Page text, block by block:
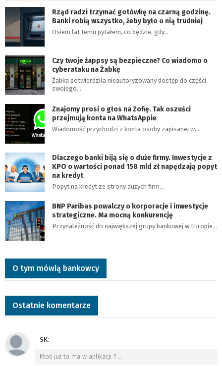
Rząd radzi trzymać gotówkę na czarną godzinę.
Banki robią wszystko, żeby było o nią trudniej
Osiem lat temu pytałem, co będzie, gdy…
Czy twoje żappsy są bezpieczne? Co wiadomo o
cyberataku na Żabkę
Żabka potwierdziła nieautoryzowany dostęp do części
swojego…
Znajomy prosi o głos na Zofię. Tak oszuści
przejmują konta na WhatsAppie
Wiadomość przychodzi z konta osoby zapisanej w…
Dlaczego banki biją się o duże firmy. Inwestycje z
KPO o wartości ponad 158 mld zł napędzają popyt
na kredyt
Popyt na kredyt ze strony dużych firm…
BNP Paribas powalczy o korporacje i inwestycje
strategiczne. Ma mocną konkurencję
Przynależność do największej grupy bankowej w Europie…
O tym mówią bankowcy
Ostatnie komentarze
SK:
Ktoś już to ma w aplikacji ? …